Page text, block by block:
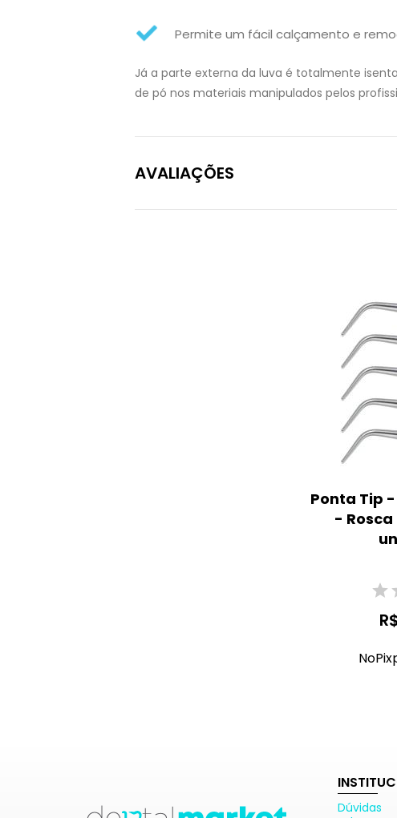
Permite um fácil calçamento e
Já a parte externa da luva é totalmente
de pó nos materiais manipulados pelos
AVALIAÇÕES
Ponta Tip
- Rosca
NoPix
Dúvidas